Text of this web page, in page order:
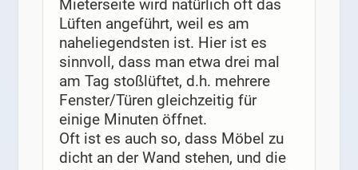
Mieterseite wird natürlich oft das
Lüften angeführt, weil es am
naheliegendsten ist. Hier ist es
sinnvoll, dass man etwa drei mal
am Tag stoßlüftet, d.h. mehrere
Fenster/Türen gleichzeitig für
einige Minuten öffnet.
Oft ist es auch so, dass Möbel zu
dicht an der Wand stehen, und die